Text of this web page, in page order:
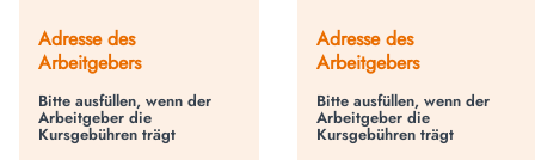
Adresse des
Arbeitgebers
Bitte ausfüllen, wenn der
Arbeitgeber die
Kursgebühren trägt
Adresse des
Arbeitgebers
Bitte ausfüllen, wenn der
Arbeitgeber die
Kursgebühren trägt